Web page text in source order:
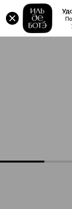
Оригинал 💯
Губная
ДЕ БОТЭ с
MACXIMAL